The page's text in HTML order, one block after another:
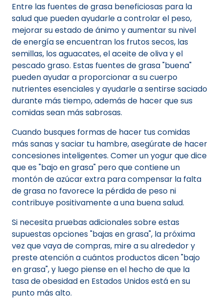
Entre las fuentes de grasa beneficiosas para la
salud que pueden ayudarle a controlar el peso,
mejorar su estado de ánimo y aumentar su nivel
de energía se encuentran los frutos secos, las
semillas, los aguacates, el aceite de oliva y el
pescado graso. Estas fuentes de grasa "buena"
pueden ayudar a proporcionar a su cuerpo
nutrientes esenciales y ayudarle a sentirse saciado
durante más tiempo, además de hacer que sus
comidas sean más sabrosas.
Cuando busques formas de hacer tus comidas
más sanas y saciar tu hambre, asegúrate de hacer
concesiones inteligentes. Comer un yogur que dice
que es "bajo en grasa" pero que contiene un
montón de azúcar extra para compensar la falta
de grasa no favorece la pérdida de peso ni
contribuye positivamente a una buena salud.
Si necesita pruebas adicionales sobre estas
supuestas opciones "bajas en grasa", la próxima
vez que vaya de compras, mire a su alrededor y
preste atención a cuántos productos dicen "bajo
en grasa", y luego piense en el hecho de que la
tasa de obesidad en Estados Unidos está en su
punto más alto.